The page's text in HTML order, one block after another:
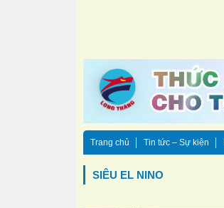
Trang chủ Tin tức – Sự kiện
SIÊU EL NINO